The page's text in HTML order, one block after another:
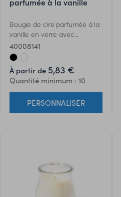
Bougie de cire parfumée à la
vanille en verre avec
couvercle en bambou dans
une boîte cadeau en papier.
8cm diamètre. Le bambou est
un produit naturel, et
présente de légères variations
de couleur, de décoration et
de tailles.240gr.
40008141
À partir de 5,83 €
Quantité minimum : 10
PERSONNALISER